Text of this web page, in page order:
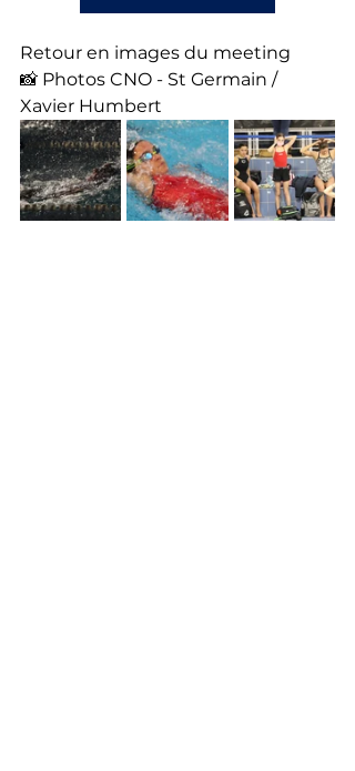
Retour en images du meeting
📸 Photos CNO - St Germain /
Xavier Humbert